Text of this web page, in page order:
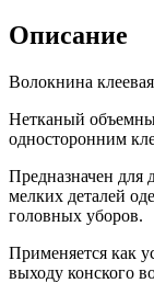
Описание
Волокнина
Нетканый
односторонним
Предназначен для
мелких деталей
головных уборов.
Применяется как
выходу конского